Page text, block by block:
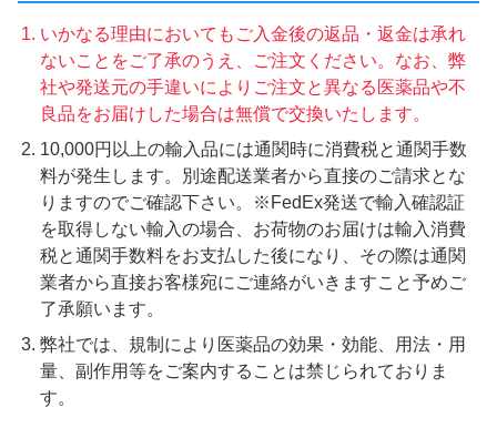
いかなる理由においてもご入金後の返品・返金は承れ
ないことをご了承のうえ、ご注文ください。なお、弊
社や発送元の手違いによりご注文と異なる医薬品や不
良品をお届けした場合は無償で交換いたします。
10,000円以上の輸入品には通関時に消費税と通関手数
料が発生します。別途配送業者から直接のご請求とな
りますのでご確認下さい。※FedEx発送で輸入確認証
を取得しない輸入の場合、お荷物のお届けは輸入消費
税と通関手数料をお支払した後になり、その際は通関
業者から直接お客様宛にご連絡がいきますこと予めご
了承願います。
弊社では、規制により医薬品の効果・効能、用法・用
量、副作用等をご案内することは禁じられておりま
す。